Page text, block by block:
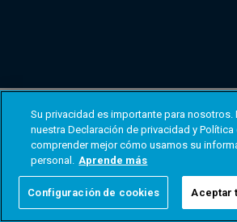
Su privacidad es importante para nosotros.
nuestra Declaración de privacidad y
comprender mejor cómo usamos su
personal. Aprende más
Configuración de cookies Aceptar